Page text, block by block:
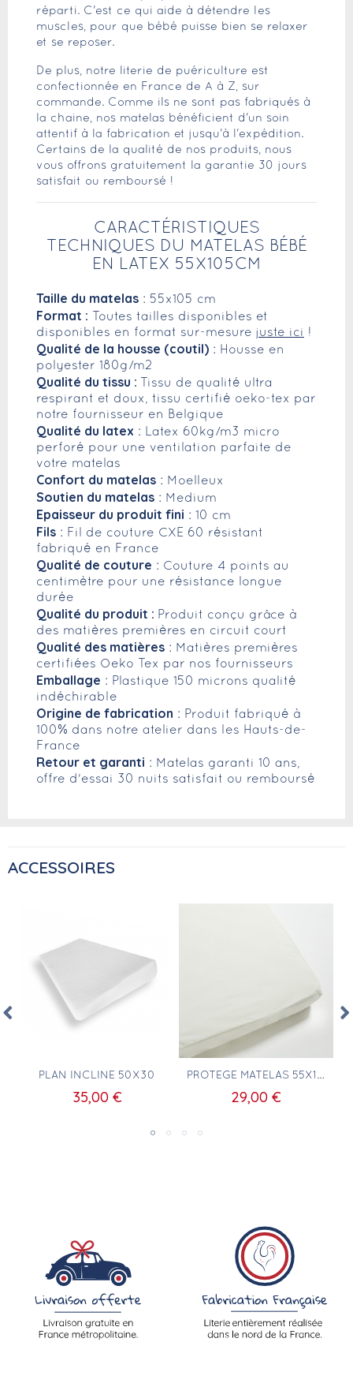
réparti. C'est ce qui aide à détendre les
muscles, pour que bébé puisse bien se relaxer
et se reposer.
De plus, notre literie de puériculture est
confectionnée en France de A à Z, sur
commande. Comme ils ne sont pas fabriqués à
la chaine, nos matelas bénéficient d'un soin
attentif à la fabrication et jusqu'à l'expédition.
Certains de la qualité de nos produits, nous
vous offrons gratuitement la garantie 30 jours
satisfait ou remboursé !
CARACTÉRISTIQUES
TECHNIQUES DU MATELAS BÉBÉ
EN LATEX 55X105CM
Taille du matelas : 55x105 cm
Format : Toutes tailles disponibles et
disponibles en format sur-mesure juste ici !
Qualité de la housse (coutil) : Housse en
polyester 180g/m2
Qualité du tissu :
Tissu de qualité ultra
respirant et doux, tissu certifié oeko-tex par
notre fournisseur en Belgique
Qualité du latex : Latex 60kg/m3 micro
perforé pour une ventilation parfaite de
votre matelas
Confort du matelas : Moelleux
Soutien du matelas : Medium
Epaisseur du produit fini : 10 cm
Fils : Fil de couture CXE 60 résistant
fabriqué en France
Qualité de couture : Couture 4 points au
centimètre pour une résistance longue
durée
Qualité du produit : Produit conçu grâce à
des matières premières en circuit court
Qualité des matières : Matières premières
certifiées Oeko Tex par nos fournisseurs
Emballage : Plastique 150 microns qualité
indéchirable
Origine de fabrication : Produit fabriqué à
100% dans notre atelier dans les Hauts-de-
France
Retour et garanti : Matelas garanti 10 ans,
offre d'essai 30 nuits satisfait ou remboursé
ACCESSOIRES
Aperçu rapide
PLAN INCLINÉ 50X30
35,00 €
Aperçu rapide PROTÈGE MATELAS 55X105CM
29,00 €